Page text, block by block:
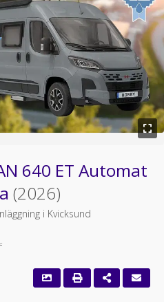
640 ET Automat
(2026)
i Kvicksund